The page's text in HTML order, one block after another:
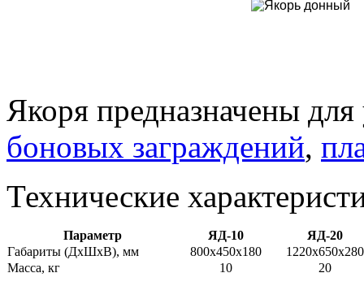
Якоря предназначены
боновых заграждений,
Технические
Параметр ЯД-10
ЯД-20
Габариты (ДхШхВ), мм
800х450х180
1220х650х280
Масса, кг
10 20